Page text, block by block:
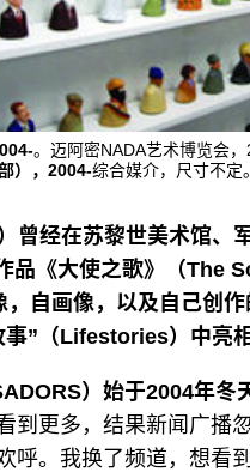
。迈阿密NADA艺术博览会，
），2004-综合媒介，尺寸不定
曾经在苏黎世美术馆、
品《大使之歌》（The
自画像，以及自己创
”（Lifestories）中亮相
）始于2004年冬
更多，结果新闻广播忽
呼。我换了频道，想看